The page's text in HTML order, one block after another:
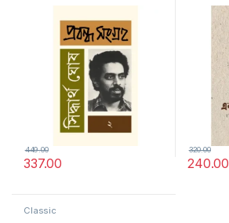
337.00
449.00
240.00
320.00
Classic